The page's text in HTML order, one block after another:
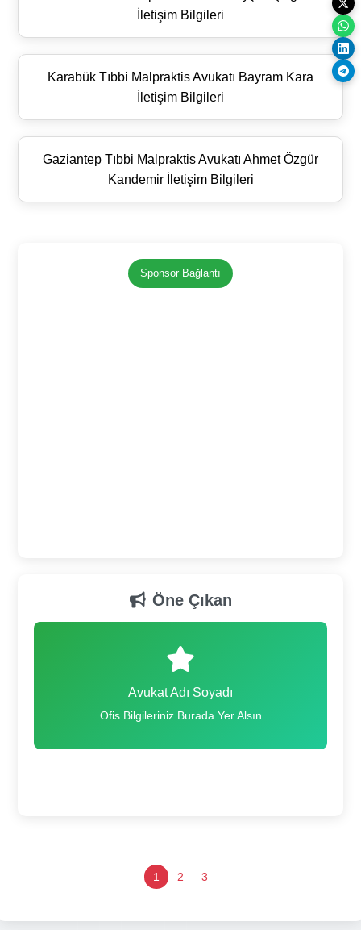
İletişim Bilgileri
Karabük Tıbbi Malpraktis Avukatı Bayram Kara
İletişim Bilgileri
Gaziantep Tıbbi Malpraktis Avukatı Ahmet Özgür
Kandemir İletişim Bilgileri
Sponsor Bağlantı
Öne Çıkan
Avukat Adı Soyadı
Ofis Bilgileriniz Burada Yer Alsın
1 2 3